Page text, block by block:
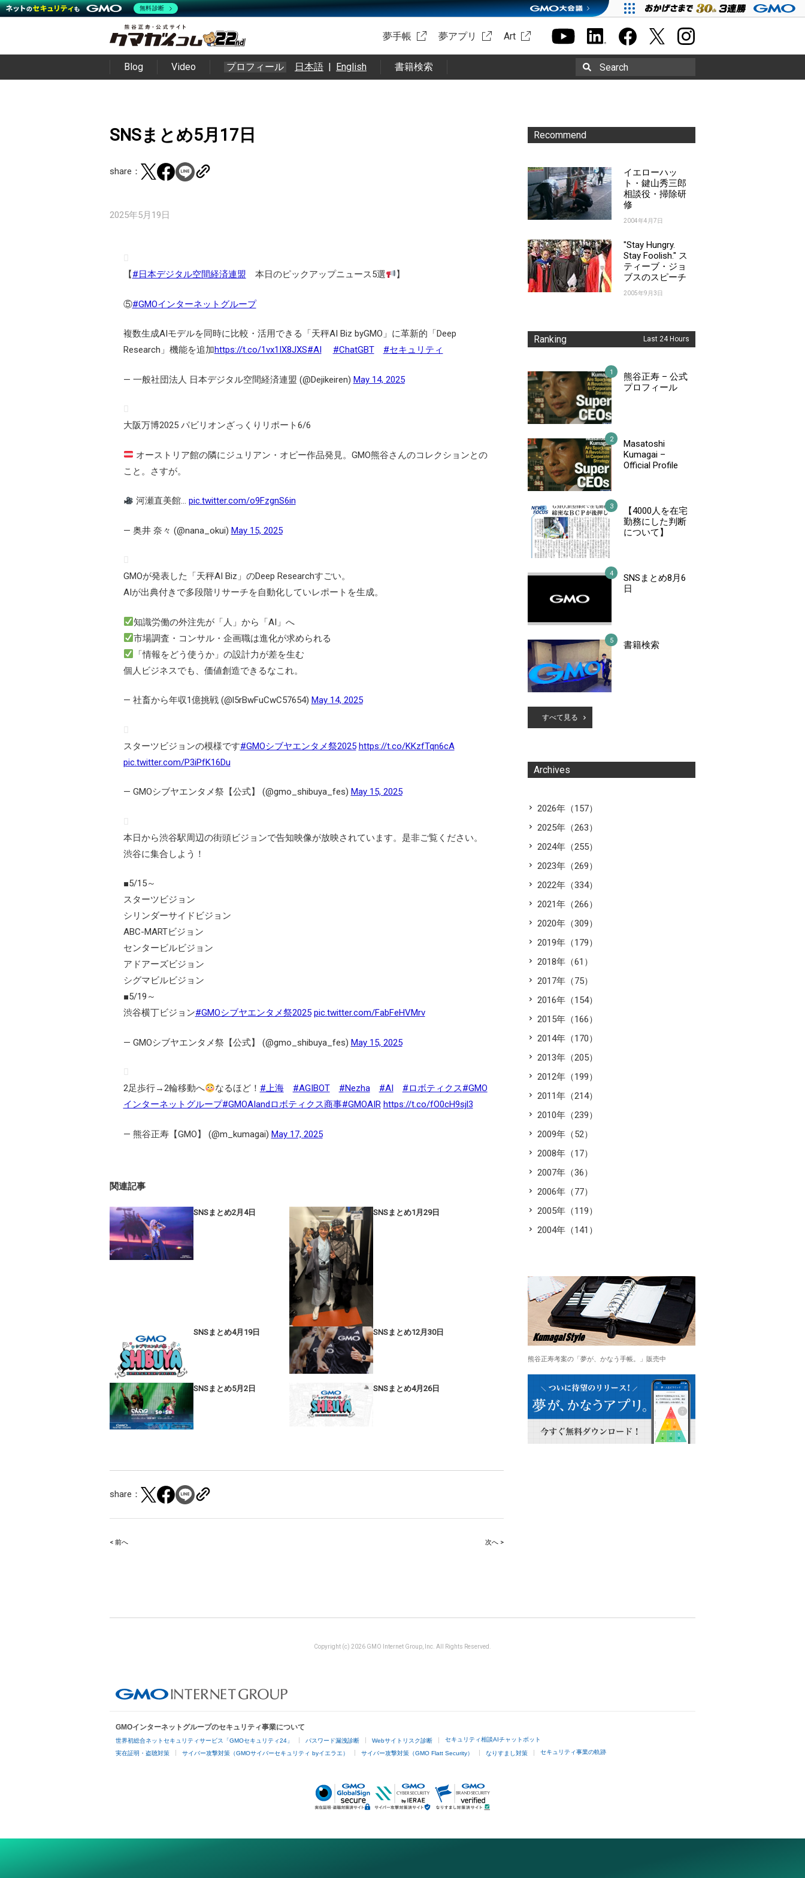
夢手帳 夢アプリ Art
Blog Video プロフィール 日本語 | English 書籍検索 Search
SNSまとめ5月17日
share：
2025年5月19日
【#日本デジタル空間経済連盟 本日のピックアップニュース5選 】
⑤#GMOインターネットグループ
複数生成AIモデルを同時に比較・活用できる「天秤AI Biz byGMO」に革新的「Deep
Research」機能を追加https://t.co/1vx1IX8JXS#AI #ChatGBT #セキュリティ
— 一般社団法人 日本デジタル空間経済連盟 (@Dejikeiren) May 14, 2025
大阪万博2025 パビリオンざっくりリポート6/6
オーストリア館の隣にジュリアン・オピー作品発見。GMO熊谷さんのコレクションとの
こと。さすが。
河瀬直美館… pic.twitter.com/o9FzgnS6in
— 奥井 奈々 (@nana_okui) May 15, 2025
GMOが発表した「天秤AI Biz」のDeep Researchすごい。
AIが出典付きで多段階リサーチを自動化していレポートを生成。
知識労働の外注先が「人」から「AI」へ
市場調査・コンサル・企画職は進化が求められる
「情報をどう使うか」の設計力が差を生む
個人ビジネスでも、価値創造できるなこれ。
— 社畜から年収1億挑戦 (@l5rBwFuCwC57654) May 14, 2025
スターツビジョンの模様です#GMOシブヤエンタメ祭2025 https://t.co/KKzfTqn6cA
pic.twitter.com/P3iPfK16Du
— GMOシブヤエンタメ祭【公式】 (@gmo_shibuya_fes) May 15, 2025
本日から渋谷駅周辺の街頭ビジョンで告知映像が放映されています。是非ご覧ください。
渋谷に集合しよう！
■5/15～
スターツビジョン
シリンダーサイドビジョン
ABC-MARTビジョン
センタービルビジョン
アドアーズビジョン
シグマビルビジョン
■5/19～
渋谷横丁ビジョン#GMOシブヤエンタメ祭2025 pic.twitter.com/FabFeHVMrv
— GMOシブヤエンタメ祭【公式】 (@gmo_shibuya_fes) May 15, 2025
2足歩行→2輪移動へ なるほど！ #上海 #AGIBOT #Nezha #AI #ロボティクス#GMO
インターネットグループ#GMOAIandロボティクス商事#GMOAIR https://t.co/fO0cH9sjl3
— 熊谷正寿【GMO】 (@m_kumagai) May 17, 2025
関連記事
SNSまとめ2月4日 SNSまとめ1月29日
SNSまとめ4月19日 SNSまとめ12月30日
SNSまとめ5月2日 SNSまとめ4月26日
share：
Post
< 前へ 次へ >
Recommend
イエローハッ
ト・鍵山秀三郎
相談役・掃除研
修
2004年4月7日
"Stay Hungry.
Stay Foolish." ス
ティーブ・ジョ
ブスのスピーチ
2005年9月3日
Ranking Last 24 Hours
熊谷正寿 – 公式
プロフィール
Masatoshi
Kumagai –
Official Profile
【4000人を在宅
勤務にした判断
について】
SNSまとめ8月6
日
書籍検索
すべて見る
Archives
2026年（157）
2025年（263）
2024年（255）
2023年（269）
2022年（334）
2021年（266）
2020年（309）
2019年（179）
2018年（61）
2017年（75）
2016年（154）
2015年（166）
2014年（170）
2013年（205）
2012年（199）
2011年（214）
2010年（239）
2009年（52）
2008年（17）
2007年（36）
2006年（77）
2005年（119）
2004年（141）
熊谷正寿考案の「夢が、かなう手帳。」販売中
Copyright (c) 2026 GMO Internet Group, Inc. All Rights Reserved.
GMOインターネットグループのセキュリティ事業について
世界初総合ネットセキュリティサービス「GMOセキュリティ24」 パスワード漏洩診断 Webサイトリスク診断 セキュリティ相談AIチャットボット
実在証明・盗聴対策 サイバー攻撃対策（GMOサイバーセキュリティ byイエラエ） サイバー攻撃対策（GMO Flatt Security） なりすまし対策 セキュリティ事業の軌跡
無料診断